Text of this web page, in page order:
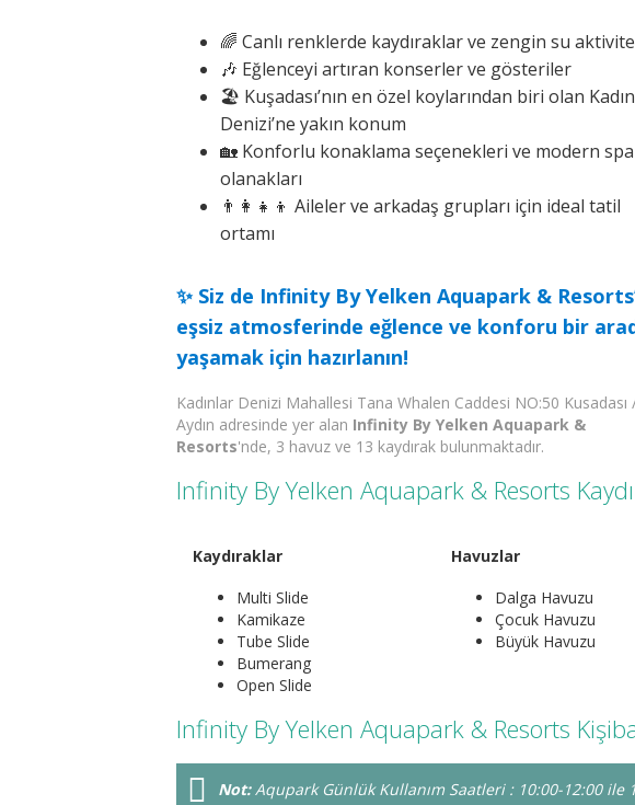
🌈 Canlı renklerde kaydıraklar ve zengin su
🎶 Eğlenceyi artıran konserler ve gösteriler
🏖️ Kuşadası’nın en özel koylarından biri olan
Denizi’ne yakın konum
🏡 Konforlu konaklama seçenekleri ve modern spa
olanakları
👨‍👩‍👧‍👦 Aileler ve arkadaş grupları için ideal tatil
ortamı
✨ Siz de Infinity By Yelken Aquapark & Resorts
eşsiz atmosferinde eğlence ve konforu bir
yaşamak için hazırlanın!
Kadınlar Denizi Mahallesi Tana Whalen Caddesi NO:50 Kusadası
Aydın adresinde yer alan Infinity By Yelken Aquapark &
Resorts'nde, 3 havuz ve 13 kaydırak bulunmaktadır.
Infinity By Yelken Aquapark & Resorts
Kaydıraklar
Multi Slide
Kamikaze
Tube Slide
Bumerang
Open Slide
Havuzlar
Dalga Havuzu
Çocuk Havuzu
Büyük Havuzu
Infinity By Yelken Aquapark & Resorts
Not:Aqupark Günlük Kullanım Saatleri : 10:00-12:00 ile